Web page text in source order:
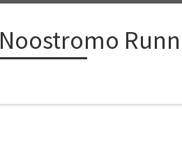
Noostromo